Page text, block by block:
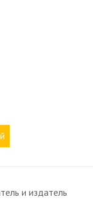
и издатель